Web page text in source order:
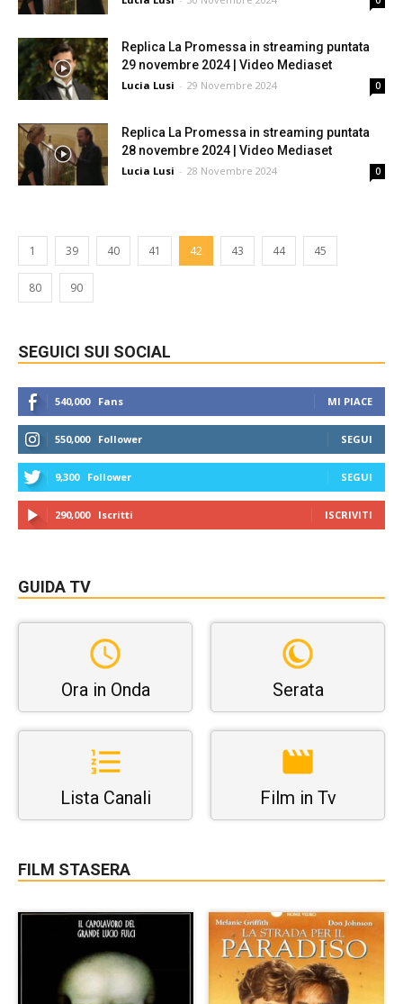
Replica La Promessa in streaming puntata
29 novembre 2024 | Video Mediaset
Lucia Lusi - 29 Novembre 2024 0
Replica La Promessa in streaming puntata
28 novembre 2024 | Video Mediaset
Lucia Lusi - 28 Novembre 2024 0
1 39 40 41 42 43 44 45
80 90
SEGUICI SUI SOCIAL
540,000 Fans MI PIACE
550,000 Follower SEGUI
9,300 Follower SEGUI
290,000 Iscritti ISCRIVITI
GUIDA TV
Ora in Onda Serata
Lista Canali Film in Tv
FILM STASERA